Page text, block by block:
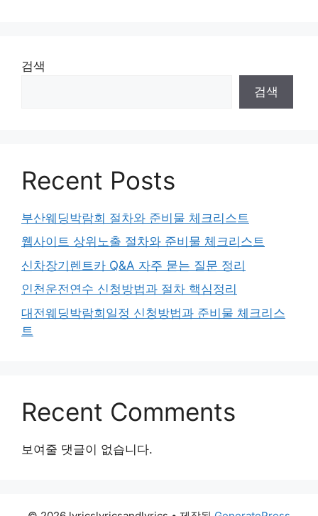
검색
검색
Recent Posts
부산웨딩박람회 절차와 준비물 체크리스트
웹사이트 상위노출 절차와 준비물 체크리스트
신차장기렌트카 Q&A 자주 묻는 질문 정리
인천운전연수 신청방법과 절차 핵심정리
대전웨딩박람회일정 신청방법과 준비물 체크리스
트
Recent Comments
보여줄 댓글이 없습니다.